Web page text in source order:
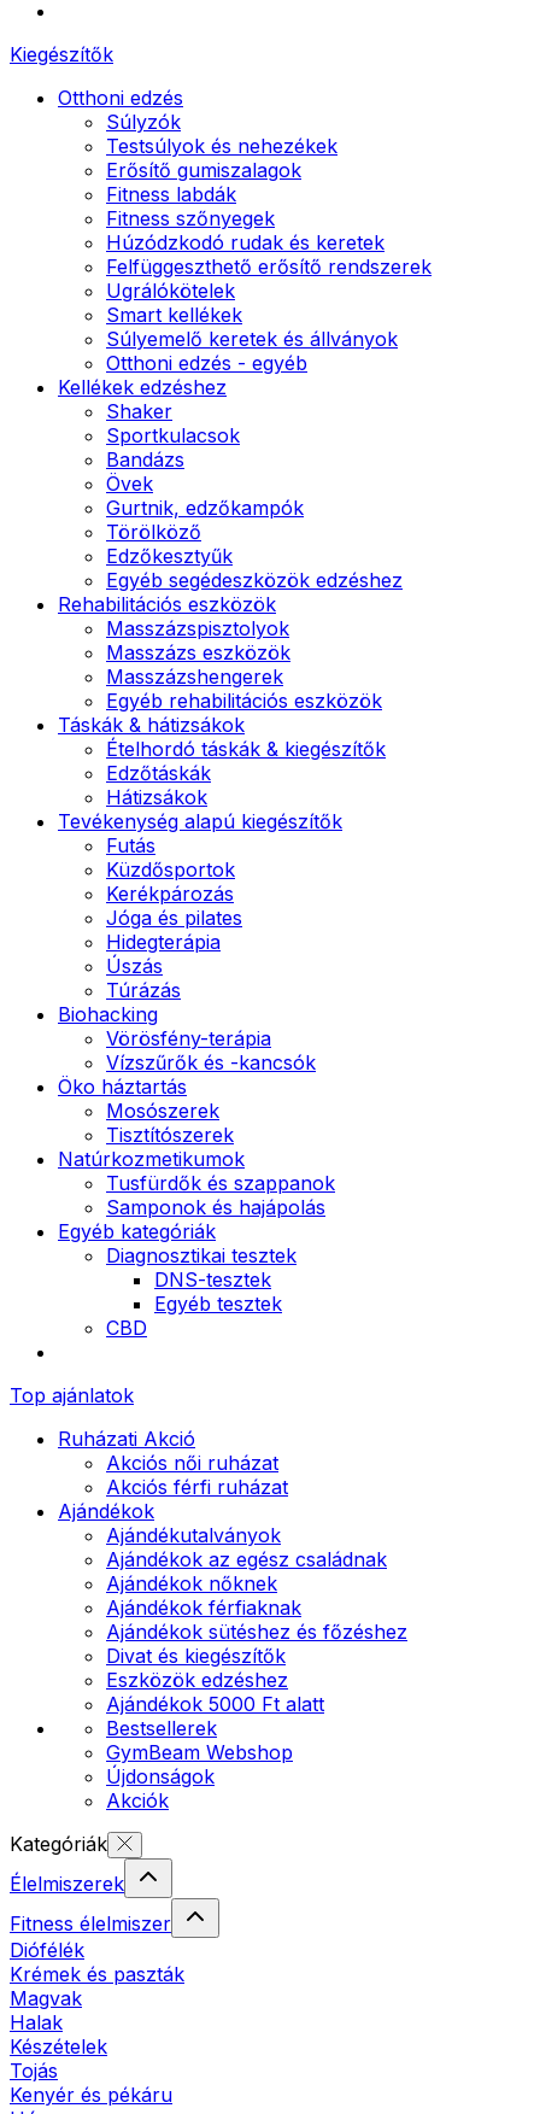
Kiegészítők
Otthoni edzés
Súlyzók
Testsúlyok és nehezékek
Erősítő gumiszalagok
Fitness labdák
Fitness szőnyegek
Húzódzkodó rudak és keretek
Felfüggeszthető erősítő rendszerek
Ugrálókötelek
Smart kellékek
Súlyemelő keretek és állványok
Otthoni edzés - egyéb
Kellékek edzéshez
Shaker
Sportkulacsok
Bandázs
Övek
Gurtnik, edzőkampók
Törölköző
Edzőkesztyűk
Egyéb segédeszközök edzéshez
Rehabilitációs eszközök
Masszázspisztolyok
Masszázs eszközök
Masszázshengerek
Egyéb rehabilitációs eszközök
Táskák & hátizsákok
Ételhordó táskák & kiegészítők
Edzőtáskák
Hátizsákok
Tevékenység alapú kiegészítők
Futás
Küzdősportok
Kerékpározás
Jóga és pilates
Hidegterápia
Úszás
Túrázás
Biohacking
Vörösfény-terápia
Vízszűrők és -kancsók
Öko háztartás
Mosószerek
Tisztítószerek
Natúrkozmetikumok
Tusfürdők és szappanok
Samponok és hajápolás
Egyéb kategóriák
Diagnosztikai tesztek
DNS-tesztek
Egyéb tesztek
CBD
Top ajánlatok
Ruházati Akció
Akciós női ruházat
Akciós férfi ruházat
Ajándékok
Ajándékutalványok
Ajándékok az egész családnak
Ajándékok nőknek
Ajándékok férfiaknak
Ajándékok sütéshez és főzéshez
Divat és kiegészítők
Eszközök edzéshez
Ajándékok 5000 Ft alatt
Bestsellerek
GymBeam Webshop
Újdonságok
Akciók
Kategóriák
Élelmiszerek
Fitness élelmiszer
Diófélék
Krémek és paszták
Magvak
Halak
Készételek
Tojás
Kenyér és pékáru